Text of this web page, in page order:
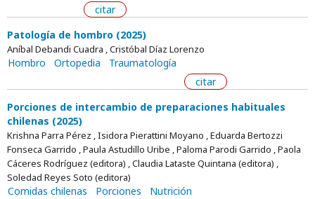
citar
Patología de hombro (2025)
Aníbal Debandi Cuadra , Cristóbal Díaz Lorenzo
Hombro Ortopedia
Traumatología
citar
Porciones de intercambio de preparaciones habituales
chilenas (2025)
Krishna Parra Pérez , Isidora Pierattini Moyano , Eduarda Bertozzi
Fonseca Garrido , Paula Astudillo Uribe , Paloma Parodi Garrido , Paola
Cáceres Rodríguez (editora) , Claudia Lataste Quintana (editora) ,
Soledad Reyes Soto (editora)
Comidas chilenas Porciones
Nutrición